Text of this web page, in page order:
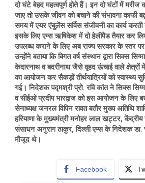
दो घंटे बेहद महत्वपूर्ण होते हैं। इन दो घंटों में मरीज
जाए तो उसके जीवन को बचाने की संभावना काफी
समय में एयर एंबुलेंस सर्विस संजीवनी का कार्य करती
इसके लिए एम्स ऋषिकेश में दो हेलीपैड तैयार कर
उपलब्ध कराने के लिए अब राज्य सरकार के स्तर पर
उन्होंने बताया कि बिगत वर्ष संस्थान द्वारा सिक्स
केदारनाथ व बदरीनाथ जैसे वृहद ऊंचाई वाले क्षेत्रों
का आयोजन कर सैकड़ों तीर्थयात्रियों को स्वास्थ्य
गई। निदेशक पद्मश्री प्रो. रवि कांत ने सिक्स
व सीईओ प्रदीप भारद्वाज को इस आयोजन के लिए
सेनाध्यक्ष जनरल विपिन रावत बतौर मुख्य अतिथि
हरियाणा के मुख्यमंत्री मनोहर लाल खट्टर, केंद्रीय
संसाधन अनुराग ठाकुर, दिल्ली एम्स के निदेशक डा.
मौजूद थे।
Facebook